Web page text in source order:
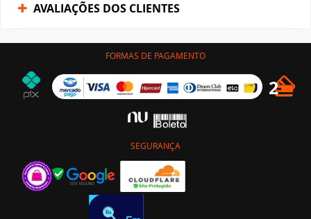
AVALIAÇÕES DOS CLIENTES
FORMAS DE PAGAMENTO
SEGURANÇA